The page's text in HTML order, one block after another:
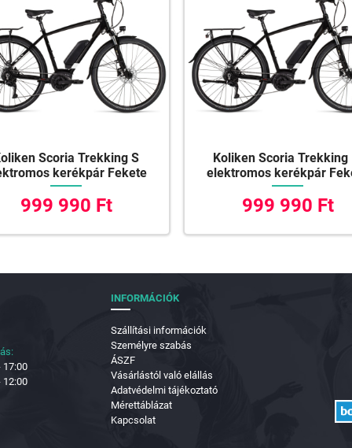
Scoria Trekking S
kerékpár Fekete
999 990 Ft
Koliken Scoria Trekking
elektromos kerékpár
999 990 Ft
17:00
12:00
INFORMÁCIÓK
Szállítási információk
Személyre szabás
ÁSZF
Vásárlástól való elállás
Adatvédelmi tájékoztató
Mérettáblázat
Kapcsolat